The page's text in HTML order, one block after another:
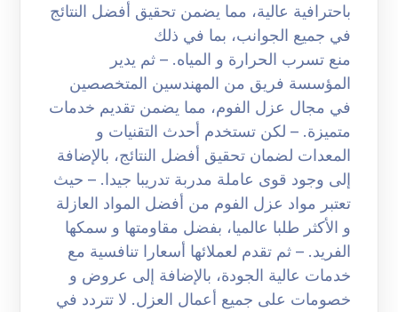
باحترافية عالية، مما يضمن تحقيق أفضل النتائج
في جميع الجوانب، بما في ذلك
منع تسرب الحرارة و المياه. – ثم يدير
المؤسسة فريق من المهندسين المتخصصين
في مجال عزل الفوم، مما يضمن تقديم خدمات
متميزة. – لكن تستخدم أحدث التقنيات و
المعدات لضمان تحقيق أفضل النتائج، بالإضافة
إلى وجود قوى عاملة مدربة تدريبا جيدا. – حيث
تعتبر مواد عزل الفوم من أفضل المواد العازلة
و الأكثر طلبا عالميا، بفضل مقاومتها و سمكها
الفريد. – ثم تقدم لعملائها أسعارا تنافسية مع
خدمات عالية الجودة، بالإضافة إلى عروض و
خصومات على جميع أعمال العزل. لا تتردد في